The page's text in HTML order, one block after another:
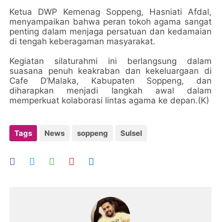
Ketua DWP Kemenag Soppeng, Hasniati Afdal,
menyampaikan bahwa peran tokoh agama sangat
penting dalam menjaga persatuan dan kedamaian
di tengah keberagaman masyarakat.
Kegiatan silaturahmi ini berlangsung dalam
suasana penuh keakraban dan kekeluargaan di
Cafe D’Malaka, Kabupaten Soppeng, dan
diharapkan menjadi langkah awal dalam
memperkuat kolaborasi lintas agama ke depan.(K)
Tags News soppeng Sulsel